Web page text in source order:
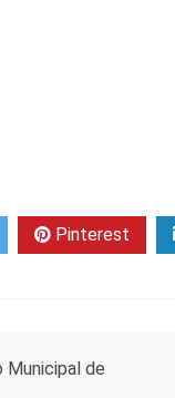
Pinterest
Municipal de